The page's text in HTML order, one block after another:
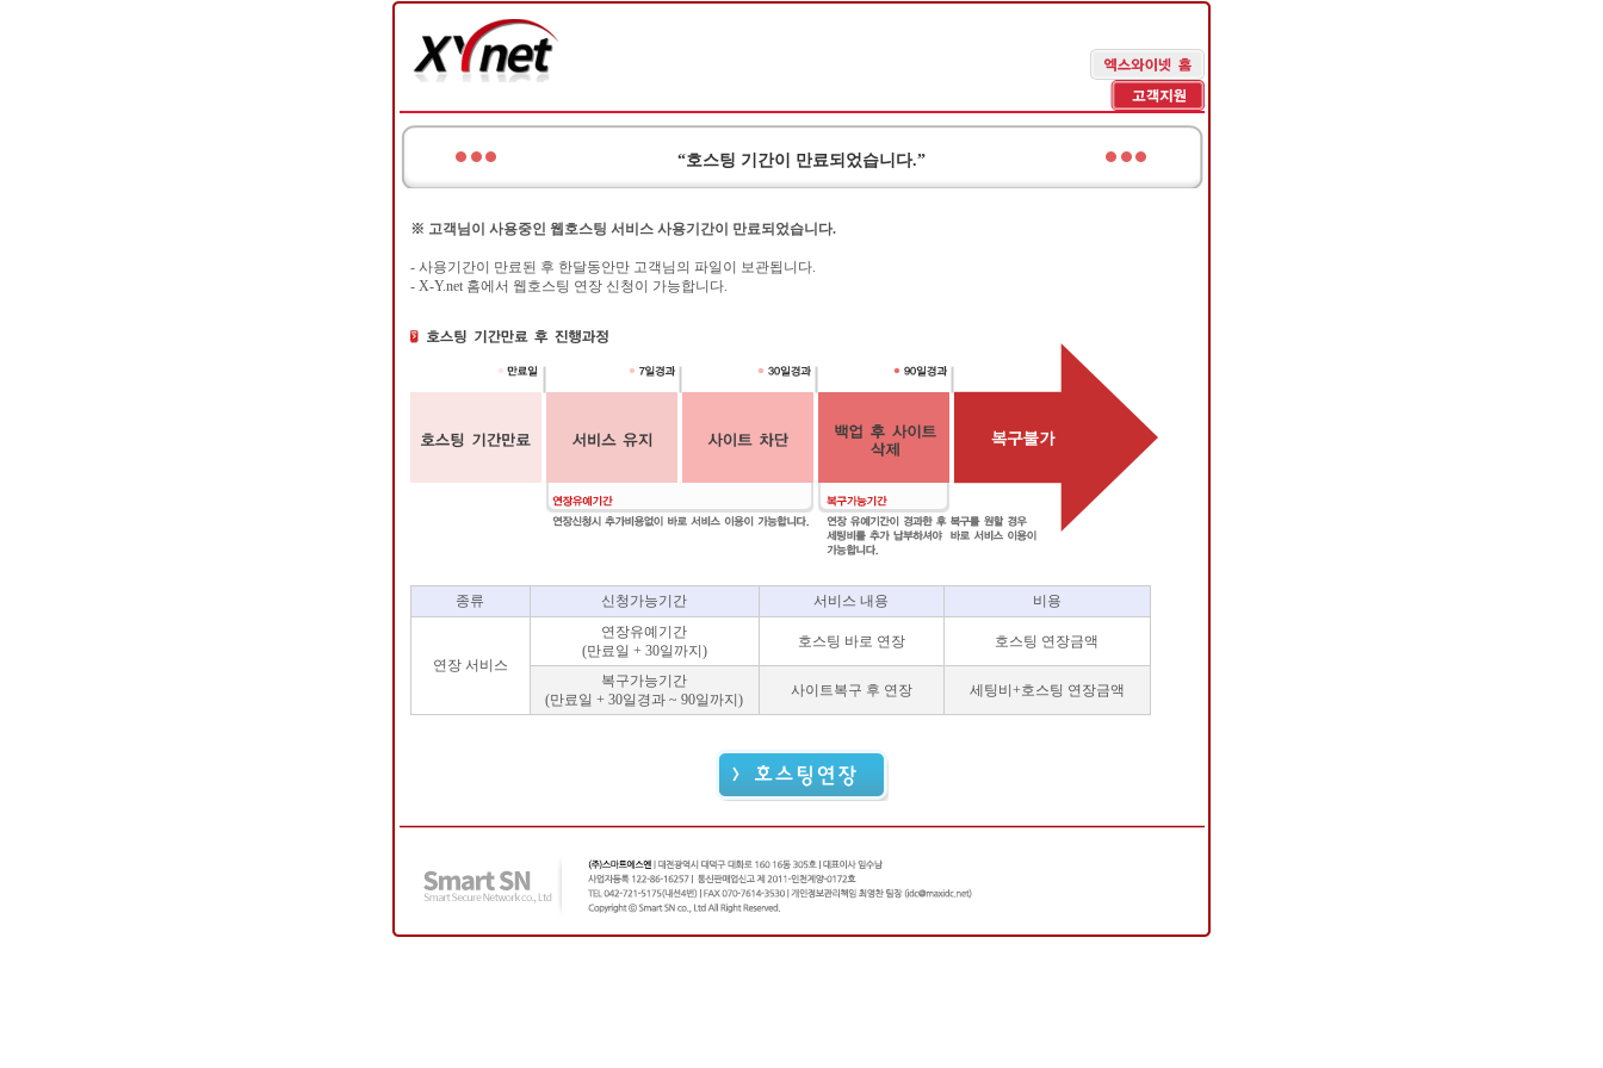
“호스팅 기간이 만료되었습니다.”
※ 고객님이 사용중인 웹호스팅 서비스 사용기간이 만료되었습니다.
- 사용기간이 만료된 후 한달동안만 고객님의 파일이 보관됩니다.
- X-Y.net 홈에서 웹호스팅 연장 신청이 가능합니다.
종류 신청가능기간 서비스 내용 비용
연장 서비스
연장유예기간
(만료일 + 30일까지)
호스팅 바로 연장 호스팅 연장금액
복구가능기간
(만료일 + 30일경과 ~ 90일까지)
사이트복구 후 연장 세팅비+호스팅 연장금액